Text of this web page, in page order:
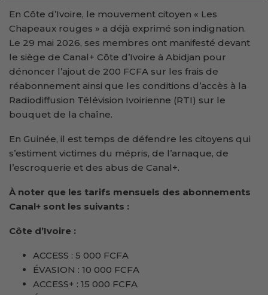
En Côte d’Ivoire, le mouvement citoyen « Les
Chapeaux rouges » a déjà exprimé son indignation.
Le 29 mai 2026, ses membres ont manifesté devant
le siège de Canal+ Côte d’Ivoire à Abidjan pour
dénoncer l’ajout de 200 FCFA sur les frais de
réabonnement ainsi que les conditions d’accès à la
Radiodiffusion Télévision Ivoirienne (RTI) sur le
bouquet de la chaîne.
En Guinée, il est temps de défendre les citoyens qui
s’estiment victimes du mépris, de l’arnaque, de
l’escroquerie et des abus de Canal+.
À noter que les tarifs mensuels des abonnements
Canal+ sont les suivants :
Côte d’Ivoire :
ACCESS : 5 000 FCFA
ÉVASION : 10 000 FCFA
ACCESS+ : 15 000 FCFA